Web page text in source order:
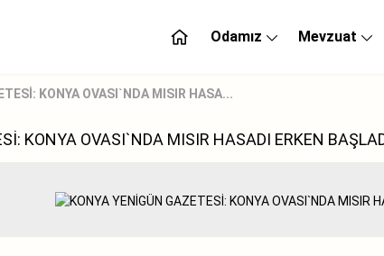
Odamız Mevzuat
KONYA OVASI`NDA MISIR HASA...
KONYA OVASI`NDA MISIR HASADI ERKEN